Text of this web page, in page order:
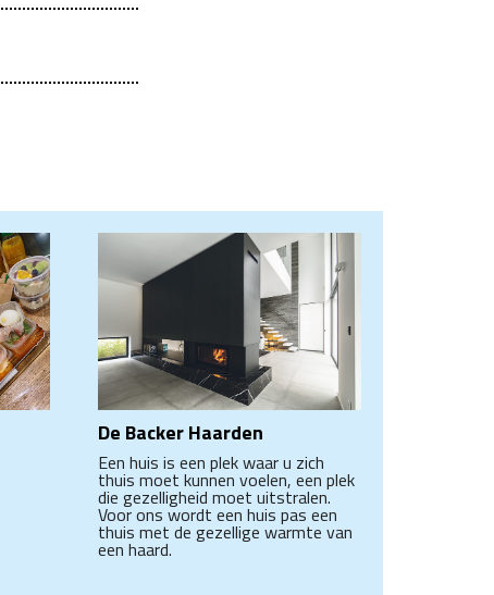
De Backer Haarden
Een huis is een plek waar u zich
thuis moet kunnen voelen, een plek
die gezelligheid moet uitstralen.
Voor ons wordt een huis pas een
thuis met de gezellige warmte van
een haard.